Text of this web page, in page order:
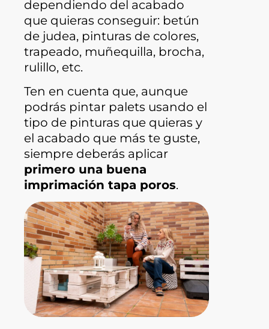
dependiendo del acabado
que quieras conseguir: betún
de judea, pinturas de colores,
trapeado, muñequilla, brocha,
rulillo, etc.
Ten en cuenta que, aunque
podrás pintar palets usando el
tipo de pinturas que quieras y
el acabado que más te guste,
siempre deberás aplicar
primero una buena
imprimación tapa poros.